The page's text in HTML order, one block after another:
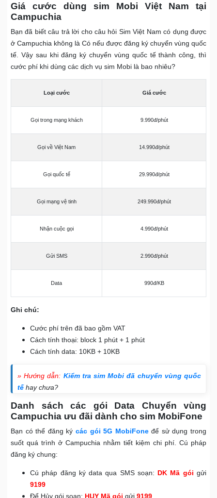
Giá cước dùng sim Mobi Việt Nam tại
Campuchia
Bạn đã biết câu trả lời cho câu hỏi Sim Việt Nam có dụng được
ở Campuchia không là Có nếu được đăng ký chuyển vùng quốc
tế. Vậy sau khi đăng ký chuyển vùng quốc tế thành công, thì
cước phí khi dùng các dịch vụ sim Mobi là bao nhiêu?
Loại cước Giá cước
Gọi trong mạng khách 9.990đ/phút
Gọi về Việt Nam 14.990đ/phút
Gọi quốc tế 29.990đ/phút
Gọi mạng vệ tinh 249.990đ/phút
Nhận cuộc gọi 4.990đ/phút
Gửi SMS 2.990đ/phút
Data 990đ/KB
Ghi chú:
Cước phí trên đã bao gồm VAT
Cách tính thoại: block 1 phút + 1 phút
Cách tính data: 10KB + 10KB
» Hướng dẫn: Kiểm tra sim Mobi đã chuyển vùng quốc
tếhay chưa?
Danh sách các gói Data Chuyển vùng
Campuchia ưu đãi dành cho sim MobiFone
Bạn có thể đăng ký các gói 5G MobiFoneđể sử dụng trong
suốt quá trình ở Campuchia nhằm tiết kiệm chi phí. Cú pháp
đăng ký chung:
Cú pháp đăng ký data qua SMS soạn: DK Mã gói gửi
9199
Để Hủy gói soạn: HUY Mã gói gửi 9199